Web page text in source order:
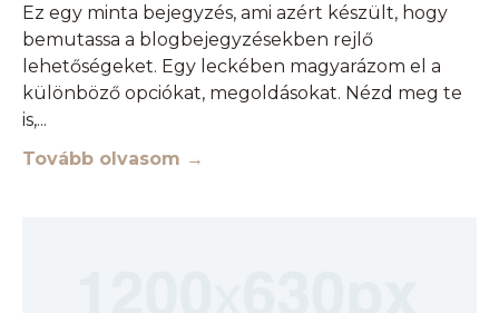
Ez egy minta bejegyzés, ami azért készült, hogy
bemutassa a blogbejegyzésekben rejlő
lehetőségeket. Egy leckében magyarázom el a
különböző opciókat, megoldásokat. Nézd meg te
is,
Tovább olvasom →